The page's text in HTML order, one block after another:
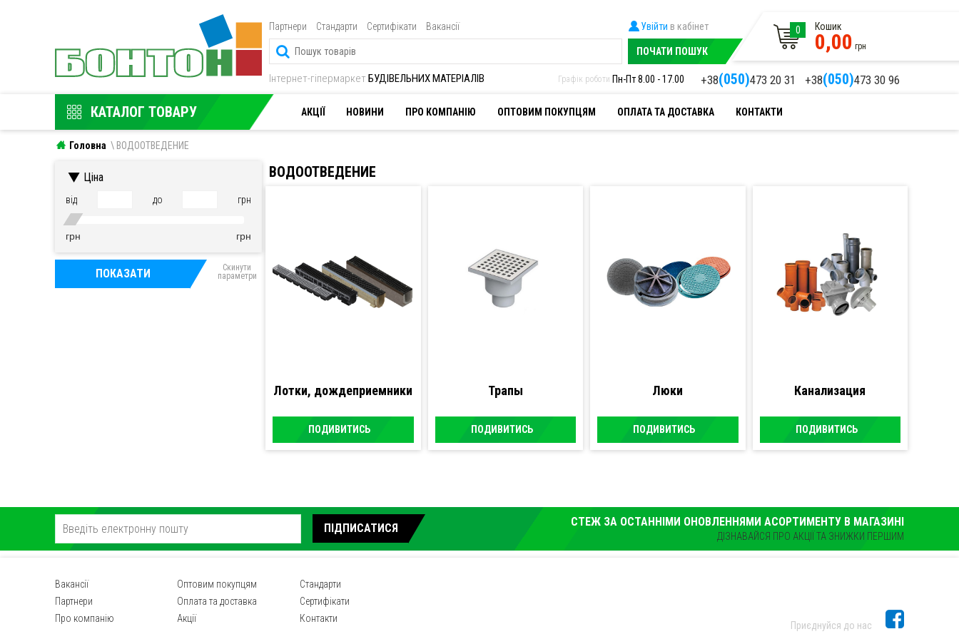
Партнери Стандарти Сертифікати Вакансії Увійти в кабінет
ПОЧАТИ ПОШУК
0 Кошик
0,00 грн
Інтернет-гіпермаркет БУДІВЕЛЬНИХ МАТЕРІАЛІВ Графік роботи Пн-Пт 8.00 - 17.00 +38(050)473 20 31 +38(050)473 30 96
КАТАЛОГ ТОВАРУ АКЦІЇ НОВИНИ ПРО КОМПАНІЮ ОПТОВИМ ПОКУПЦЯМ ОПЛАТА ТА ДОСТАВКА КОНТАКТИ
Головна ВОДООТВЕДЕНИЕ
Ціна
від до грн
грн грн
ПОКАЗАТИ
Скинути
параметри
ВОДООТВЕДЕНИЕ
Лотки, дождеприемники
ПОДИВИТИСЬ
Трапы
ПОДИВИТИСЬ
Люки
ПОДИВИТИСЬ
Канализация
ПОДИВИТИСЬ
СТЕЖ ЗА ОСТАННІМИ ОНОВЛЕННЯМИ АСОРТИМЕНТУ В МАГАЗИНІ
ДІЗНАВАЙСЯ ПРО АКЦІЇ ТА ЗНИЖКИ ПЕРШИМ
ПІДПИСАТИСЯ
Вакансії
Партнери
Про компанію
Оптовим покупцям
Оплата та доставка
Акції
Стандарти
Сертифікати
Контакти
Приєднуйся до нас